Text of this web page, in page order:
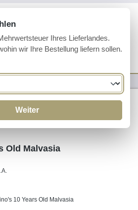
Du hast 0
Old Malvasia
Ihres Lieferlandes.
wir Ihre Bestellung liefern sollen.
Weiter